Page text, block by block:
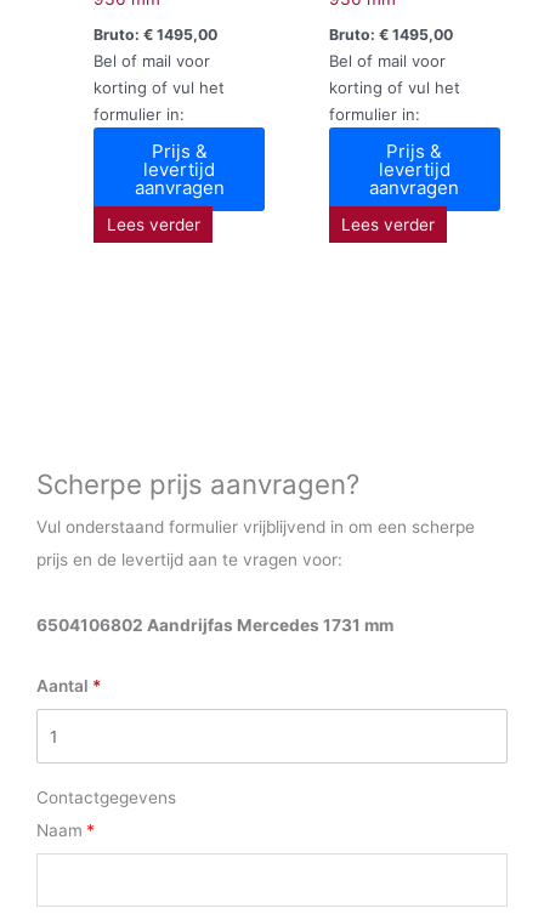
Bruto:€ 1495,00
Bel of mail voor
korting of vul het
formulier in:
Prijs &
levertijd
aanvragen
Lees verder
Bruto: €1495,00
Bel of mail voor
korting of vul het
formulier in:
Prijs &
levertijd
aanvragen
Lees verder
Scherpe prijs aanvragen?
Vul onderstaand formulier vrijblijvend in om een scherpe
prijs en de levertijd aan te vragen voor:
6504106802 Aandrijfas Mercedes 1731 mm
Aantal
Contactgegevens
Naam